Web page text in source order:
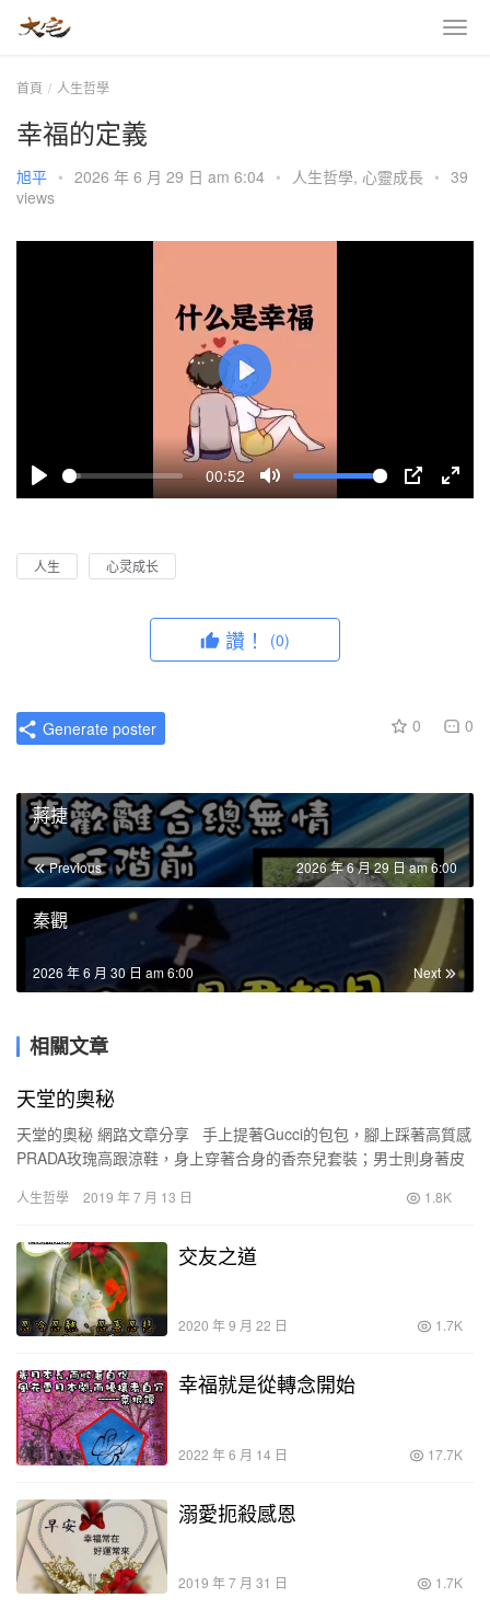
首頁 人生哲學
幸福的定義
旭平 • 2026 年 6 月 29 日 am 6:04 • 人生哲學, 心靈成長 • 39
views
P
a
00:52
M
P
E
l
c
r
e
e
n
P
a
y
人生 心灵成长
讚！ (0)
0 0
Generate poster
蔣捷
Previous 2026 年 6 月 29 日 am 6:00
秦觀
Next
2026 年 6 月 30 日 am 6:00
相關文章
天堂的奧秘
天堂的奧秘 網路文章分享 手上提著Gucci的包包，腳上踩著高質感
PRADA玫瑰高跟涼鞋，身上穿著合身的香奈兒套裝；男士則身著皮
人生哲學 2019 年 7 月 13 日 1.8K
交友之道
2020 年 9 月 22 日 1.7K
幸福就是從轉念開始
2022 年 6 月 14 日 17.7K
溺愛扼殺感恩
2019 年 7 月 31 日 1.7K